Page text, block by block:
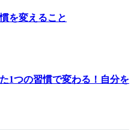
を変えること
1つの習慣で変わる！自分を